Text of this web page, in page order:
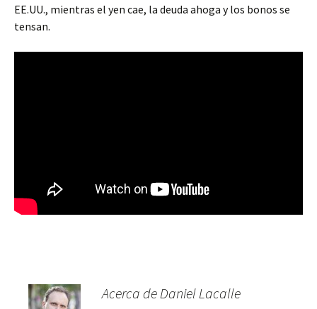
EE.UU., mientras el yen cae, la deuda ahoga y los bonos se
tensan.
Acerca de Daniel Lacalle